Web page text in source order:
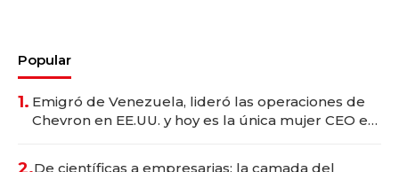
Popular
1. Emigró de Venezuela, lideró las operaciones de
Chevron en EE.UU. y hoy es la única mujer CEO en
De científicas a empresarias: la camada del